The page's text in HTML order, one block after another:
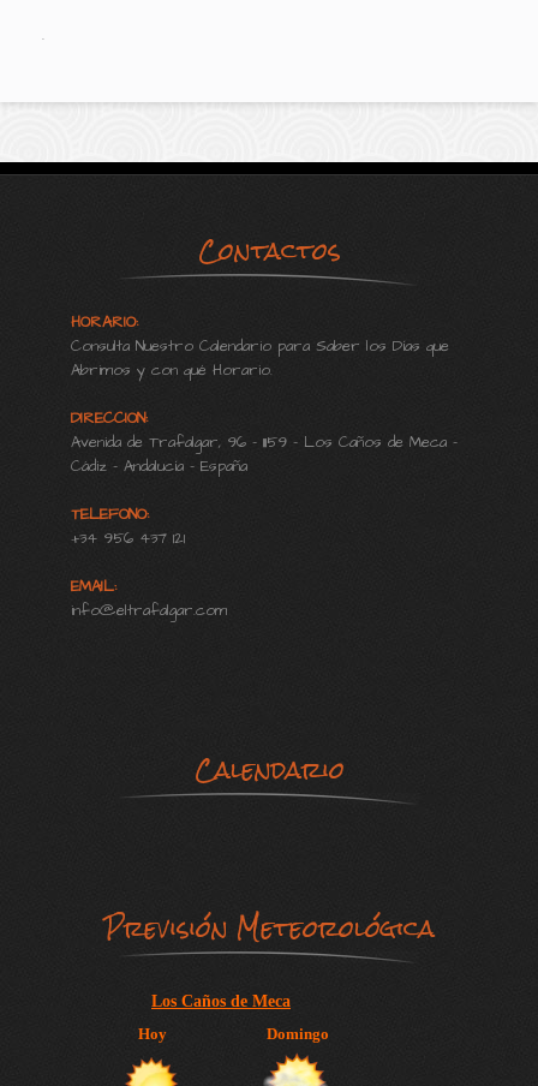
.
Contactos
HORARIO:
Consulta Nuestro Calendario para Saber los Días que
Abrimos y con qué Horario.
DIRECCION:
Avenida de Trafalgar, 96 - 11159 - Los Caños de Meca -
Cádiz - Andalucía - España
TELEFONO:
+34 956 437 121
EMAIL:
info@eltrafalgar.com
Calendario
Previsión Meteorológica
Los Caños de Meca